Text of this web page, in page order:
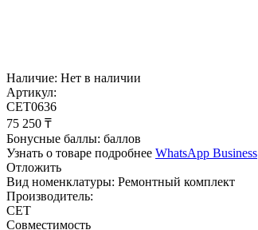
Наличие: Нет в наличии
Артикул:
CET0636
75 250 ₸
Бонусные баллы: баллов
Узнать о товаре подробнее WhatsApp Business
Отложить
Вид номенклатуры: Ремонтный комплект
Производитель:
CET
Совместимость